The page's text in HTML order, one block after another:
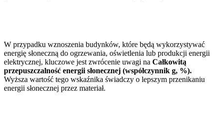
W przypadku wznoszenia budynków, które będą wykorzystywać
energię słoneczną do ogrzewania, oświetlenia lub produkcji energii
elektrycznej, kluczowe jest zwrócenie uwagi na Całkowitą
przepuszczalność energii słonecznej (współczynnik g, %).
Wyższa wartość tego wskaźnika świadczy o lepszym przenikaniu
energii słonecznej przez materiał.